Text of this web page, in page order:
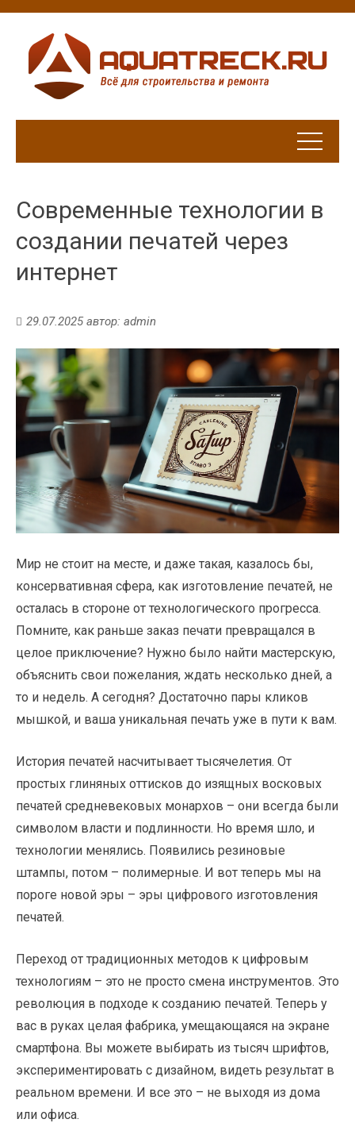
Современные технологии в
создании печатей через
интернет
29.07.2025автор: admin
Мир не стоит на месте, и даже такая, казалось бы,
консервативная сфера, как изготовление печатей, не
осталась в стороне от технологического прогресса.
Помните, как раньше заказ печати превращался в
целое приключение? Нужно было найти мастерскую,
объяснить свои пожелания, ждать несколько дней, а
то и недель. А сегодня? Достаточно пары кликов
мышкой, и ваша уникальная печать уже в пути к вам.
История печатей насчитывает тысячелетия. От
простых глиняных оттисков до изящных восковых
печатей средневековых монархов – они всегда были
символом власти и подлинности. Но время шло, и
технологии менялись. Появились резиновые
штампы, потом – полимерные. И вот теперь мы на
пороге новой эры – эры цифрового изготовления
печатей.
Переход от традиционных методов к цифровым
технологиям – это не просто смена инструментов. Это
революция в подходе к созданию печатей. Теперь у
вас в руках целая фабрика, умещающаяся на экране
смартфона. Вы можете выбирать из тысяч шрифтов,
экспериментировать с дизайном, видеть результат в
реальном времени. И все это – не выходя из дома
или офиса.